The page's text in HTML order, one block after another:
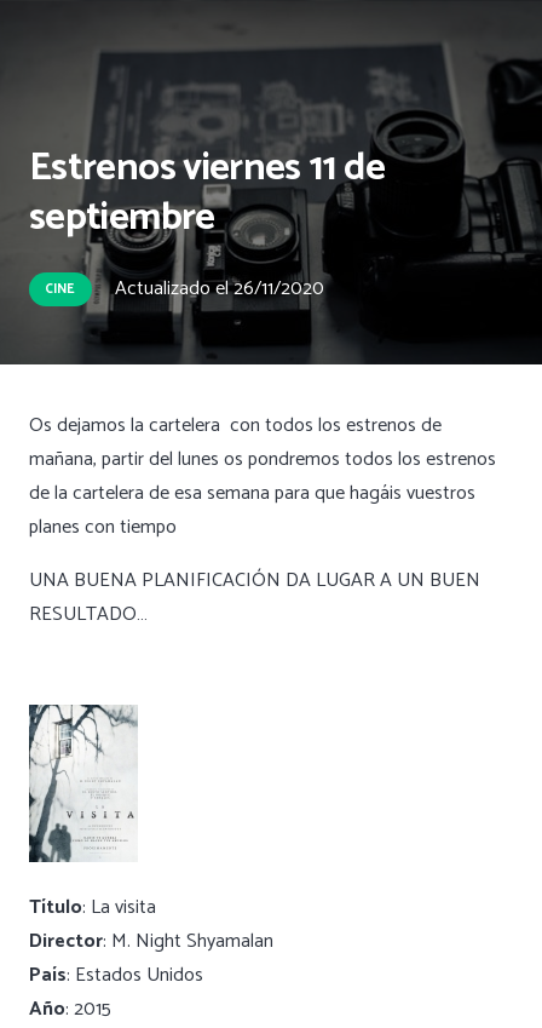
Estrenos viernes 11 de
septiembre
CINE Actualizado el26/11/2020
Os dejamos la cartelera con todos los estrenos de
mañana, partir del lunes os pondremos todos los estrenos
de la cartelera de esa semana para que hagáis vuestros
planes con tiempo
UNA BUENA PLANIFICACIÓN DA LUGAR A UN BUEN
RESULTADO…
Título: La visita
Director: M. Night Shyamalan
País: Estados Unidos
Año: 2015